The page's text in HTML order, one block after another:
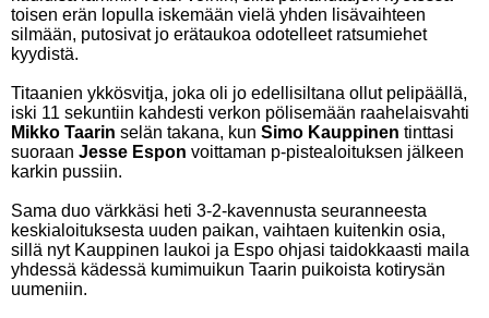
toisen erän lopulla iskemään vielä yhden lisävaihteen
silmään, putosivat jo erätaukoa odotelleet ratsumiehet
kyydistä.
Titaanien ykkösvitja, joka oli jo edellisiltana ollut pelipäällä,
iski 11 sekuntiin kahdesti verkon pölisemään raahelaisvahti
Mikko Taarin selän takana, kun Simo Kauppinen tinttasi
suoraan Jesse Espon voittaman p-pistealoituksen jälkeen
karkin pussiin.
Sama duo värkkäsi heti 3-2-kavennusta seuranneesta
keskialoituksesta uuden paikan, vaihtaen kuitenkin osia,
sillä nyt Kauppinen laukoi ja Espo ohjasi taidokkaasti maila
yhdessä kädessä kumimuikun Taarin puikoista kotirysän
uumeniin.